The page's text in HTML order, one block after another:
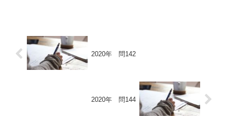
2020年 問142
2020年 問144